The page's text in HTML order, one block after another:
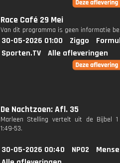
Race Café 29 Mei
Van dit programma is geen informatie
30-05-2026 01:00 Ziggo
Sporten.TV
Alle afleveringen
De Nachtzoen: Afl. 35
Marleen Stelling vertelt uit de Bijbel 1
1:49-53.
30-05-2026 00:40 NPO2